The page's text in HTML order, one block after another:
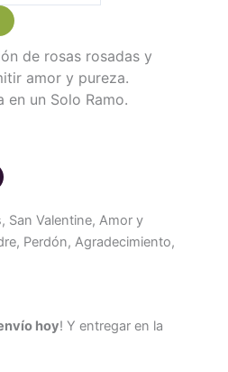
de rosas rosadas y
amor y pureza.
en un Solo Ramo.
San Valentine, Amor y
Perdón, Agradecimiento,
hoy! Y entregar en la